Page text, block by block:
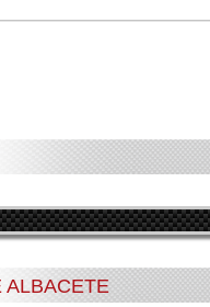
ALBACETE